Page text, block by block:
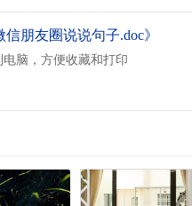
朋友圈说说句子.doc》
脑，方便收藏和打印